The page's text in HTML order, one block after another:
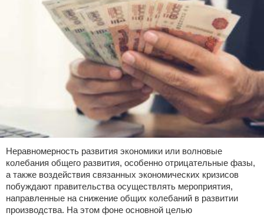
Неравномерность развития экономики или волновые
колебания общего развития, особенно отрицательные фазы,
а также воздействия связанных экономических кризисов
побуждают правительства осуществлять мероприятия,
направленные на снижение общих колебаний в развитии
производства. На этом фоне основной целью